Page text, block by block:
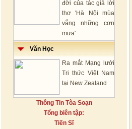
đời của tác giả lời
thơ 'Hà Nội mùa
vắng những cơn
mưa'
Văn Học
Ra mắt Mạng lưới
Tri thức Việt Nam
tại New Zealand
Thông Tin Tòa Soạn
Tổng biên tập:
Tiến Sĩ